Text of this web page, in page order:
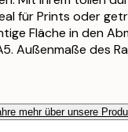
für Prints oder
Fläche in den
Außenmaße des
mehr über unsere